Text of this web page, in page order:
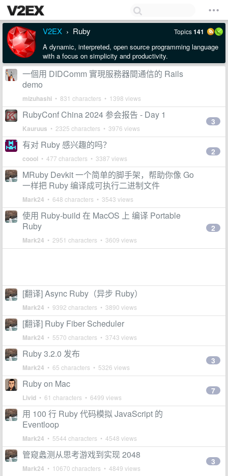
V2EX › Ruby Topics141
A dynamic, interpreted, open source programming language
with a focus on simplicity and productivity.
一個用 DIDComm 實現服務器間通信的 Rails
demo
mizuhashi • 831 characters • 1398 views
RubyConf China 2024 参会报告 - Day 1
Kauruus • 2325 characters • 3976 views
3
有对 Ruby 感兴趣的吗？
coool • 477 characters • 3387 views
2
MRuby Devkit 一个简单的脚手架，帮助你像 Go
一样把 Ruby 编译成可执行二进制文件
Mark24 • 648 characters • 3543 views
使用 Ruby-build 在 MacOS 上 编译 Portable
Ruby
Mark24 • 2951 characters • 3609 views
2
[翻译] Async Ruby（异步 Ruby）
Mark24 • 9392 characters • 3890 views
[翻译] Ruby Fiber Scheduler
Mark24 • 5570 characters • 3743 views
Ruby 3.2.0 发布
Mark24 • 65 characters • 5326 views
3
Ruby on Mac
Livid • 61 characters • 6499 views
7
用 100 行 Ruby 代码模拟 JavaScript 的
Eventloop
Mark24 • 5544 characters • 4548 views
管窥蠡测从思考游戏到实现 2048
Mark24 • 10670 characters • 4849 views
3